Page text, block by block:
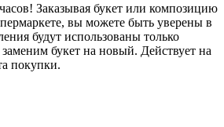
Заказывая букет или композицию
вы можете быть уверены в
будут использованы только
букет на новый. Действует на
покупки.